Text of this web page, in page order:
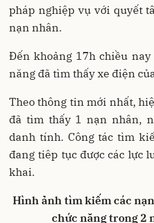
pháp nghiệp vụ với quyết
nạn nhân.
Đến khoảng 17h chiều
năng đã tìm thấy xe điện
Theo thông tin mới nhất,
đã tìm thấy 1 nạn nhân,
danh tính. Công tác tìm
đang tiêp tục được các lực
khai.
Hình ảnh tìm kiếm các
chức năng trong 2